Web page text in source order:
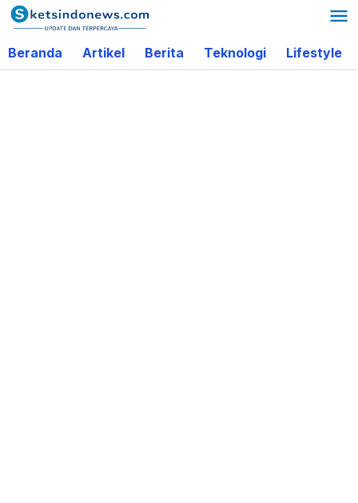
Lewati
ke
konten
Beranda Artikel Berita Teknologi Lifestyle